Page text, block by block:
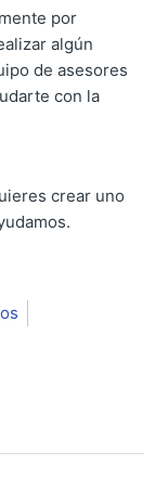
por
algún
de asesores
con la
crear uno